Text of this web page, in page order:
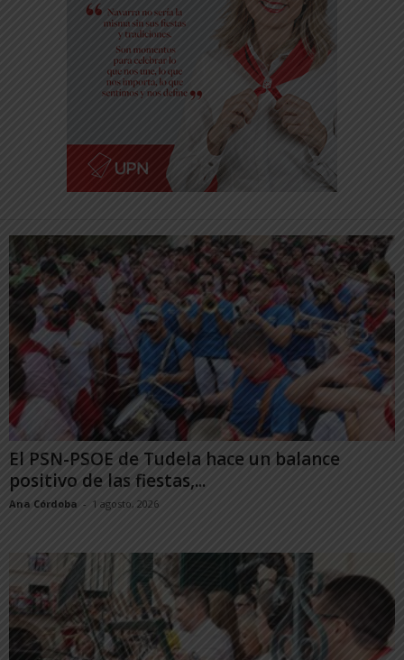
El PSN-PSOE de Tudela hace un balance
positivo de las fiestas,...
Ana Córdoba - 1 agosto, 2026